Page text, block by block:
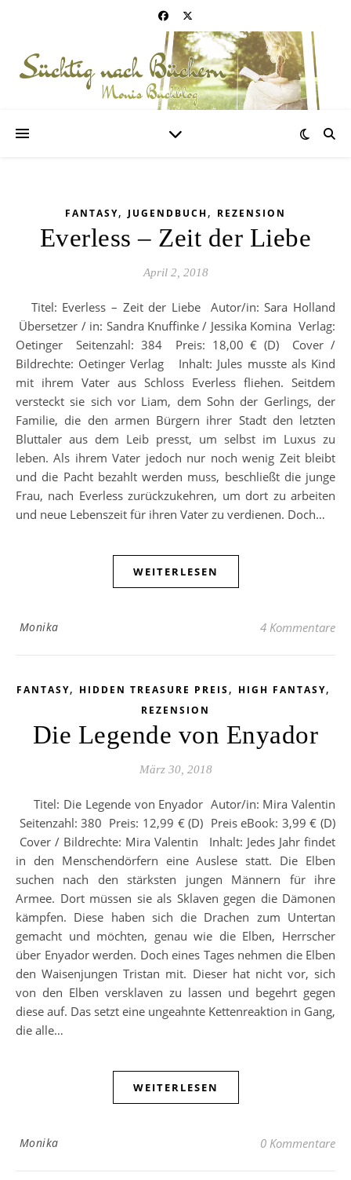
FANTASY, JUGENDBUCH, REZENSION
Everless – Zeit der Liebe
April 2, 2018
Titel: Everless – Zeit der Liebe Autor/in: Sara Holland
Übersetzer / in: Sandra Knuffinke / Jessika Komina Verlag:
Oetinger Seitenzahl: 384 Preis: 18,00 € (D) Cover /
Bildrechte: Oetinger Verlag Inhalt: Jules musste als Kind
mit ihrem Vater aus Schloss Everless fliehen. Seitdem
versteckt sie sich vor Liam, dem Sohn der Gerlings, der
Familie, die den armen Bürgern ihrer Stadt den letzten
Bluttaler aus dem Leib presst, um selbst im Luxus zu
leben. Als ihrem Vater jedoch nur noch wenig Zeit bleibt
und die Pacht bezahlt werden muss, beschließt die junge
Frau, nach Everless zurückzukehren, um dort zu arbeiten
und neue Lebenszeit für ihren Vater zu verdienen. Doch…
WEITERLESEN
Monika 4 Kommentare
FANTASY, HIDDEN TREASURE PREIS, HIGH FANTASY,
REZENSION
Die Legende von Enyador
März 30, 2018
Titel: Die Legende von Enyador Autor/in: Mira Valentin
Seitenzahl: 380 Preis: 12,99 € (D) Preis eBook: 3,99 € (D)
Cover / Bildrechte: Mira Valentin Inhalt: Jedes Jahr findet
in den Menschendörfern eine Auslese statt. Die Elben
suchen nach den stärksten jungen Männern für ihre
Armee. Dort müssen sie als Sklaven gegen die Dämonen
kämpfen. Diese haben sich die Drachen zum Untertan
gemacht und möchten, genau wie die Elben, Herrscher
über Enyador werden. Doch eines Tages nehmen die Elben
den Waisenjungen Tristan mit. Dieser hat nicht vor, sich
von den Elben versklaven zu lassen und begehrt gegen
diese auf. Das setzt eine ungeahnte Kettenreaktion in Gang,
die alle…
WEITERLESEN
Monika 0 Kommentare